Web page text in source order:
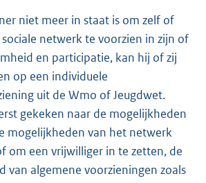
niet meer in staat is om zelf of
netwerk te voorzien in zijn of
en participatie, kan hij of zij
op een individuele
uit de Wmo of Jeugdwet.
gekeken naar de mogelijkheden
mogelijkheden van het netwerk
om een vrijwilliger in te zetten, de
van algemene voorzieningen zoals